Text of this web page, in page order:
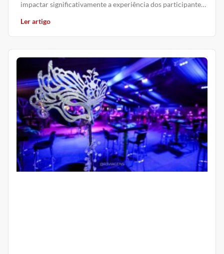
impactar significativamente a experiência dos participantes
Ler artigo